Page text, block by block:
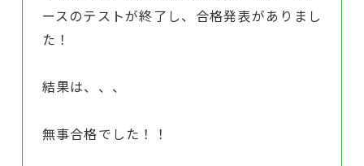
ースのテストが終了し、合格発表がありまし
た！
結果は、、、
無事合格でした！！